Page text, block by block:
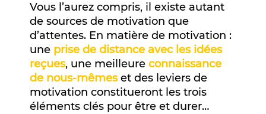
Vous l’aurez compris, il existe autant
de sources de motivation que
d’attentes. En matière de motivation :
une prise de distance avec les idées
reçues, une meilleure connaissance
de nous-mêmeset des leviers de
motivation constitueront les trois
éléments clés pour être et durer…